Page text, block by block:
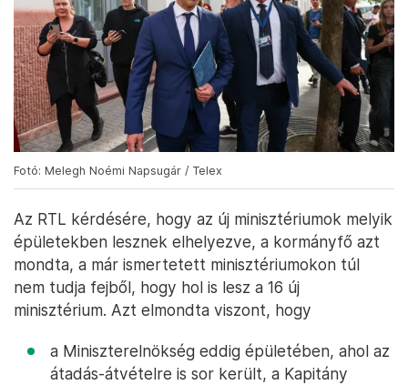
Fotó: Melegh Noémi Napsugár / Telex
Az RTL kérdésére, hogy az új minisztériumok melyik
épületekben lesznek elhelyezve, a kormányfő azt
mondta, a már ismertetett minisztériumokon túl
nem tudja fejből, hogy hol is lesz a 16 új
minisztérium. Azt elmondta viszont, hogy
a Miniszterelnökség eddig épületében, ahol az
átadás-átvételre is sor került, a Kapitány